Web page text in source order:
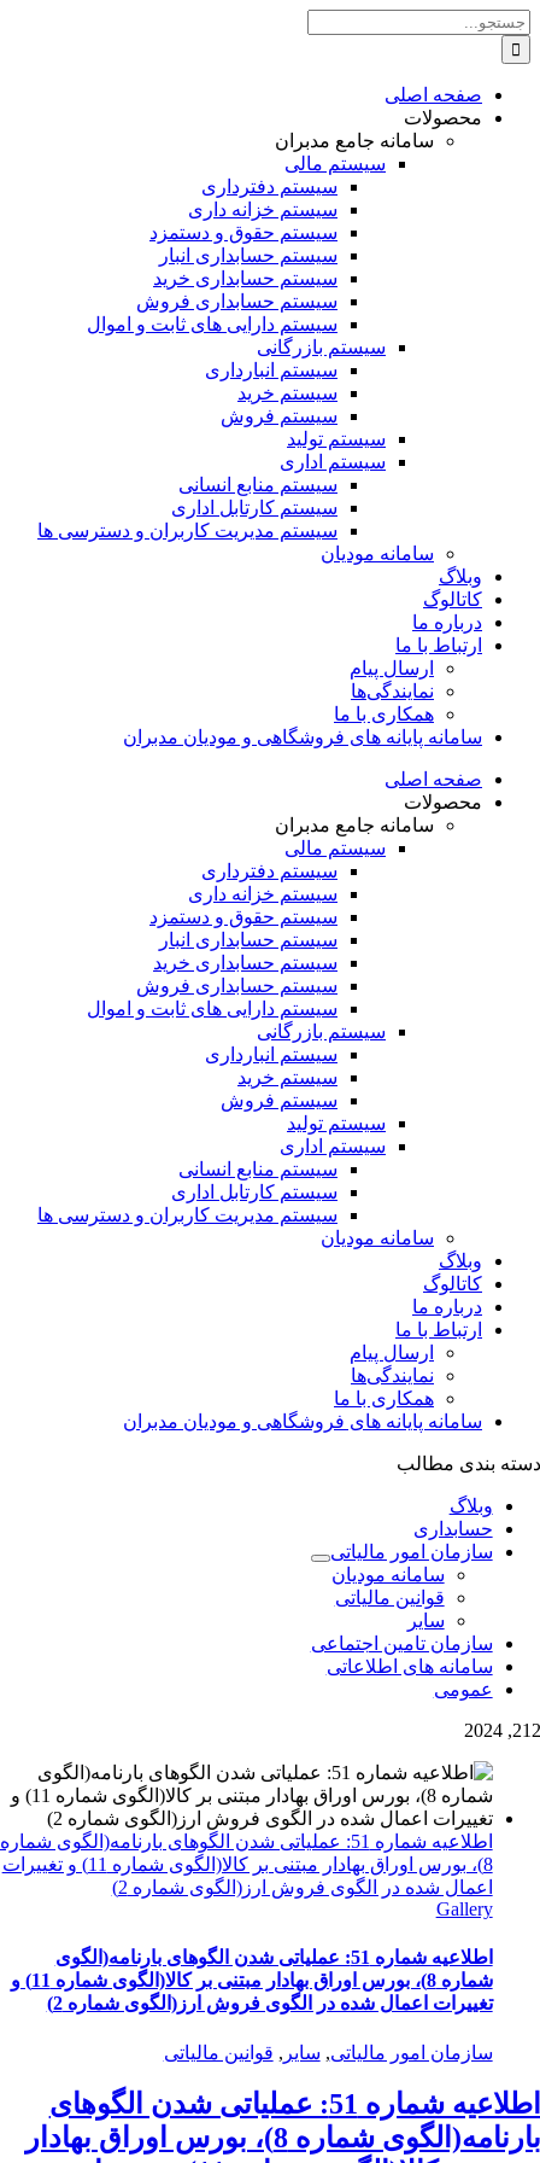
Skip
to
content
جستجو
برای:
صفحه اصلی
محصولات
سامانه جامع مدبران
سیستم مالی
سیستم دفترداری
سیستم خزانه داری
سیستم حقوق و دستمزد
سیستم حسابداری انبار
سیستم حسابداری خرید
سیستم حسابداری فروش
سیستم دارایی های ثابت و اموال
سیستم بازرگانی
سیستم انبارداری
سیستم خرید
سیستم فروش
سیستم تولید
سیستم اداری
سیستم منابع انسانی
سیستم کارتابل اداری
سیستم مدیریت کاربران و دسترسی ها
سامانه مودیان
وبلاگ
کاتالوگ
درباره ما
ارتباط با ما
ارسال پیام
نمایندگی‌ها
همکاری با ما
سامانه پایانه های فروشگاهی و مودیان مدبران
صفحه اصلی
محصولات
سامانه جامع مدبران
سیستم مالی
سیستم دفترداری
سیستم خزانه داری
سیستم حقوق و دستمزد
سیستم حسابداری انبار
سیستم حسابداری خرید
سیستم حسابداری فروش
سیستم دارایی های ثابت و اموال
سیستم بازرگانی
سیستم انبارداری
سیستم خرید
سیستم فروش
سیستم تولید
سیستم اداری
سیستم منابع انسانی
سیستم کارتابل اداری
سیستم مدیریت کاربران و دسترسی ها
سامانه مودیان
وبلاگ
کاتالوگ
درباره ما
ارتباط با ما
ارسال پیام
نمایندگی‌ها
همکاری با ما
سامانه پایانه های فروشگاهی و مودیان مدبران
دسته بندی مطالب
وبلاگ
حسابداری
سازمان امور مالیاتی
سامانه مودیان
قوانین مالیاتی
سایر
سازمان تامین اجتماعی
سامانه های اطلاعاتی
عمومی
212, 2024
اطلاعیه شماره 51: عملیاتی شدن الگوهای بارنامه(الگوی شماره
8)، بورس اوراق بهادار مبتنی بر کالا(الگوی شماره 11) و تغییرات
اعمال شده در الگوی فروش ارز(الگوی شماره 2)
Gallery
اطلاعیه شماره 51: عملیاتی شدن الگوهای بارنامه(الگوی
شماره 8)، بورس اوراق بهادار مبتنی بر کالا(الگوی شماره 11) و
تغییرات اعمال شده در الگوی فروش ارز(الگوی شماره 2)
سازمان امور مالیاتی, سایر , قوانین مالیاتی
اطلاعیه شماره 51: عملیاتی شدن الگوهای
بارنامه(الگوی شماره 8)، بورس اوراق بهادار